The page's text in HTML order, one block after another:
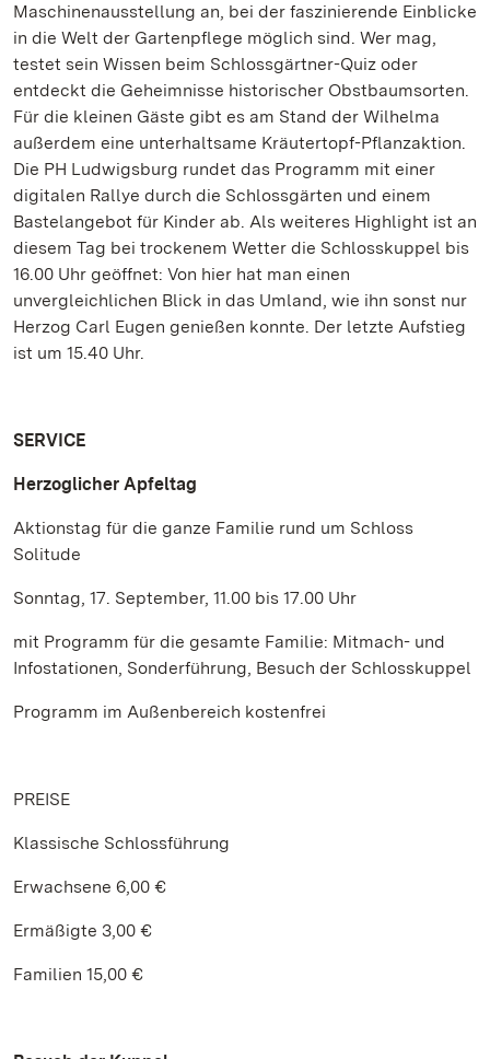
Maschinenausstellung an, bei der faszinierende Einblicke
in die Welt der Gartenpflege möglich sind. Wer mag,
testet sein Wissen beim Schlossgärtner-Quiz oder
entdeckt die Geheimnisse historischer Obstbaumsorten.
Für die kleinen Gäste gibt es am Stand der Wilhelma
außerdem eine unterhaltsame Kräutertopf-Pflanzaktion.
Die PH Ludwigsburg rundet das Programm mit einer
digitalen Rallye durch die Schlossgärten und einem
Bastelangebot für Kinder ab. Als weiteres Highlight ist an
diesem Tag bei trockenem Wetter die Schlosskuppel bis
16.00 Uhr geöffnet: Von hier hat man einen
unvergleichlichen Blick in das Umland, wie ihn sonst nur
Herzog Carl Eugen genießen konnte. Der letzte Aufstieg
ist um 15.40 Uhr.
SERVICE
Herzoglicher Apfeltag
Aktionstag für die ganze Familie rund um Schloss
Solitude
Sonntag, 17. September, 11.00 bis 17.00 Uhr
mit Programm für die gesamte Familie: Mitmach- und
Infostationen, Sonderführung, Besuch der Schlosskuppel
Programm im Außenbereich kostenfrei
PREISE
Klassische Schlossführung
Erwachsene 6,00 €
Ermäßigte 3,00 €
Familien 15,00 €